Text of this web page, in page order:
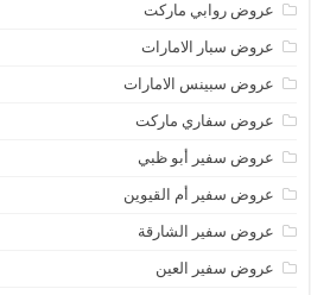
عروض روابي ماركت
عروض سبار الامارات
عروض سبينس الامارات
عروض سفاري ماركت
عروض سفير أبو ظبي
عروض سفير أم القيوين
عروض سفير الشارقة
عروض سفير العين